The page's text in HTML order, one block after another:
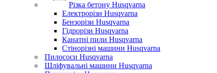
Різка бетону Husqvarna
Електрорізи Husqvarna
Бензорізи Husqvarna
Гідрорізи Husqvarna
Канатні пили Husqvarna
Стінорізні машини Husqvarna
Пилососи Husqvarna
Шліфувальні машини Husqvarna